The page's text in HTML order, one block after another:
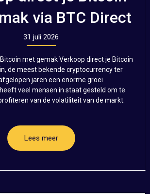
via BTC Direct
31 juli 2026
met gemak Verkoop direct je Bitcoin
de meest bekende cryptocurrency ter
jaren een enorme groei
veel mensen in staat gesteld om te
van de volatiliteit van de markt.
Lees meer